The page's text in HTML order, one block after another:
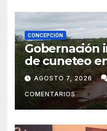
CONCEPCIÓN
Gobernación
de cuneteo
José Félix
AGOSTO 7, 2026
COMENTARIOS